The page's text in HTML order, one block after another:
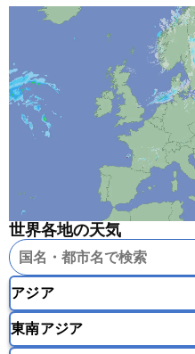
世界各地の天気
アジア
韓国
東南アジア